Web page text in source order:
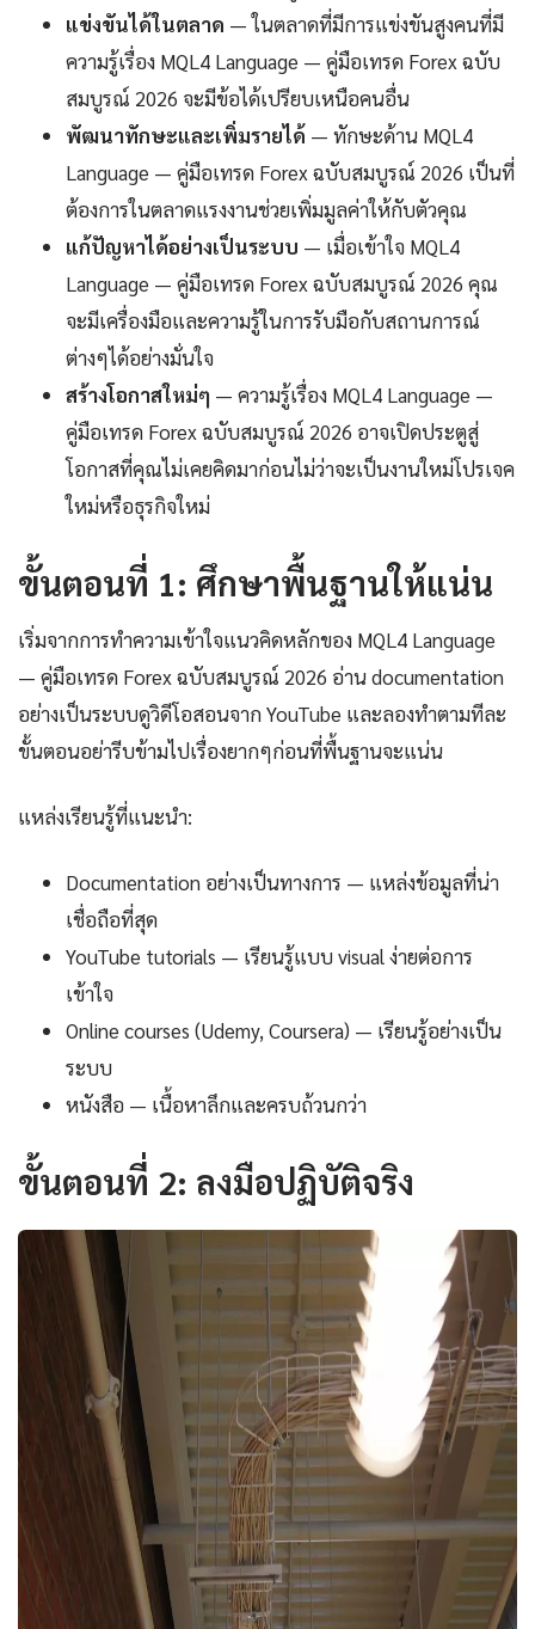
แข่งขันได้ในตลาด — ในตลาดที่มีการแข่งขันสูงคนที่มี
ความรู้เรื่อง MQL4 Language — คู่มือเทรด Forex ฉบับ
สมบูรณ์ 2026 จะมีข้อได้เปรียบเหนือคนอื่น
พัฒนาทักษะและเพิ่มรายได้ — ทักษะด้าน MQL4
Language — คู่มือเทรด Forex ฉบับสมบูรณ์ 2026 เป็นที่
ต้องการในตลาดแรงงานช่วยเพิ่มมูลค่าให้กับตัวคุณ
แก้ปัญหาได้อย่างเป็นระบบ — เมื่อเข้าใจ MQL4
Language — คู่มือเทรด Forex ฉบับสมบูรณ์ 2026 คุณ
จะมีเครื่องมือและความรู้ในการรับมือกับสถานการณ์
ต่างๆได้อย่างมั่นใจ
สร้างโอกาสใหม่ๆ — ความรู้เรื่อง MQL4 Language —
คู่มือเทรด Forex ฉบับสมบูรณ์ 2026 อาจเปิดประตูสู่
โอกาสที่คุณไม่เคยคิดมาก่อนไม่ว่าจะเป็นงานใหม่โปรเจค
ใหม่หรือธุรกิจใหม่
ขั้นตอนที่ 1: ศึกษาพื้นฐานให้แน่น
เริ่มจากการทำความเข้าใจแนวคิดหลักของ MQL4 Language
— คู่มือเทรด Forex ฉบับสมบูรณ์ 2026 อ่าน documentation
อย่างเป็นระบบดูวิดีโอสอนจาก YouTube และลองทำตามทีละ
ขั้นตอนอย่ารีบข้ามไปเรื่องยากๆก่อนที่พื้นฐานจะแน่น
แหล่งเรียนรู้ที่แนะนำ:
Documentation อย่างเป็นทางการ — แหล่งข้อมูลที่น่า
เชื่อถือที่สุด
YouTube tutorials — เรียนรู้แบบ visual ง่ายต่อการ
เข้าใจ
Online courses (Udemy, Coursera) — เรียนรู้อย่างเป็น
ระบบ
หนังสือ — เนื้อหาลึกและครบถ้วนกว่า
ขั้นตอนที่ 2: ลงมือปฏิบัติจริง